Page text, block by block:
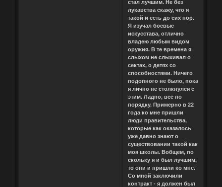
стал лучшим. Не без
лукавства скажу, что я
такой и есть до сих пор.
Я изучал боевые
искусстава, отлично
владею любым видом
оружия. В те времена я
слыхом не слыхивал о
сектах, о детях со
способностями. Ничего
подопного не было, пока
я лично не столкнулся с
этим. Ладно, всё по
порядку. Примерно в 22
года ко мне пришли
люди правительства,
которые как оказалось
уже давно знают о
существовании такой как
моя школы. Вобщем, по
скольку я и был лучшим,
то они и пришли ко мне.
Со мной заключили
контракт - я должен был